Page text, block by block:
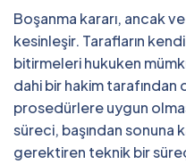
Boşanma kararı, ancak
kesinleşir. Tarafların
bitirmeleri hukuken
dahi bir hakim tarafından
prosedürlere uygun
süreci, başından sonuna
gerektiren teknik bir